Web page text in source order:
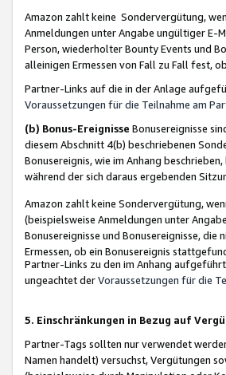
Amazon zahlt keine Sondervergütung,
Anmeldungen unter Angabe ungültiger E-
Person, wiederholter Bounty Events und
alleinigen Ermessen von Fall zu Fall fest,
Partner-Links auf die in der Anlage
Voraussetzungen für die Teilnahme am
(b) Bonus-Ereignisse Bonusereignisse
diesem Abschnitt 4(b) beschriebenen
Bonusereignis, wie im Anhang
während der sich daraus ergebenden
Amazon zahlt keine Sondervergütung,
(beispielsweise Anmeldungen unter
Bonusereignisse und Bonusereignisse,
Ermessen, ob ein Bonusereignis
Partner-Links zu den im Anhang
ungeachtet derVoraussetzungen für die
5. Einschränkungen in Bezug auf
Partner-Tags sollten nur verwendet
Namen handelt) versuchst, Vergütungen